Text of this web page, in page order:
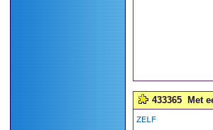
433365 Met
ZELF